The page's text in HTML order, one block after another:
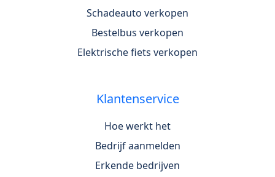
Schadeauto verkopen
Bestelbus verkopen
Elektrische fiets verkopen
Klantenservice
Hoe werkt het
Bedrijf aanmelden
Erkende bedrijven